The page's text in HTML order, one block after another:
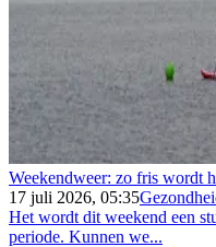
Weekendweer: zo fris wordt
17 juli 2026, 05:35
Het wordt dit weekend een
periode. Kunnen we...